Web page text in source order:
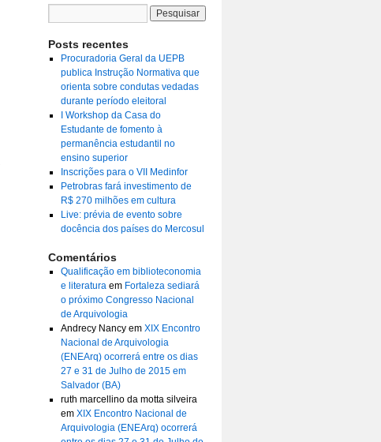
Posts recentes
Procuradoria Geral da UEPB
publica Instrução Normativa que
orienta sobre condutas vedadas
durante período eleitoral
I Workshop da Casa do
Estudante de fomento à
permanência estudantil no
ensino superior
Inscrições para o VII Medinfor
Petrobras fará investimento de
R$ 270 milhões em cultura
Live: prévia de evento sobre
docência dos países do Mercosul
Comentários
Qualificação em biblioteconomia
e literaturaem Fortaleza sediará
o próximo Congresso Nacional
de Arquivologia
Andrecy Nancyem XIX Encontro
Nacional de Arquivologia
(ENEArq) ocorrerá entre os dias
27 e 31 de Julho de 2015 em
Salvador (BA)
ruth marcellino da motta silveira
em XIX Encontro Nacional de
Arquivologia (ENEArq) ocorrerá